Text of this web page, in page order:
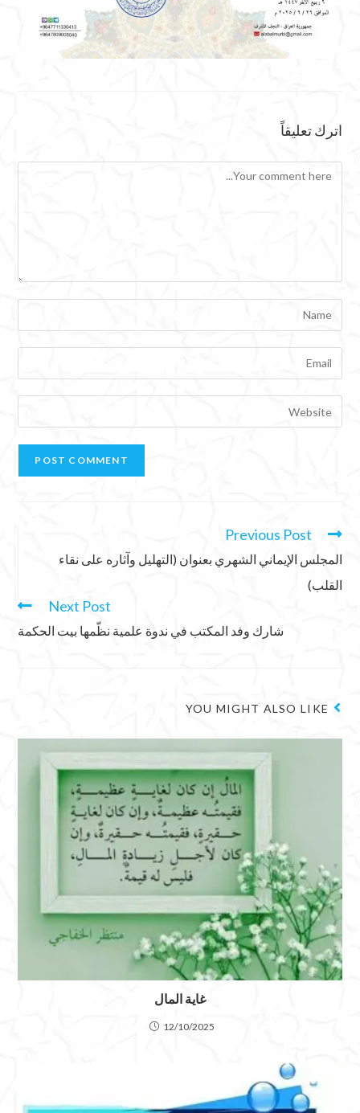
اترك تعليقاً
Previous Post
المجلس الإيماني الشهري بعنوان (التهليل وآثاره على نقاء
القلب)
Next Post
شارك وفد المكتب في ندوة علمية نظّمها بيت الحكمة
YOU MIGHT ALSO LIKE
غاية المال
12/10/2025